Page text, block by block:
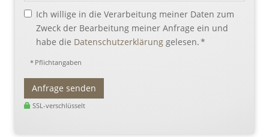
Ich willige in die Verarbeitung meiner Daten zum
Zweck der Bearbeitung meiner Anfrage ein und
habe die Datenschutzerklärung gelesen. *
* Pflichtangaben
Anfrage senden
SSL-verschlüsselt